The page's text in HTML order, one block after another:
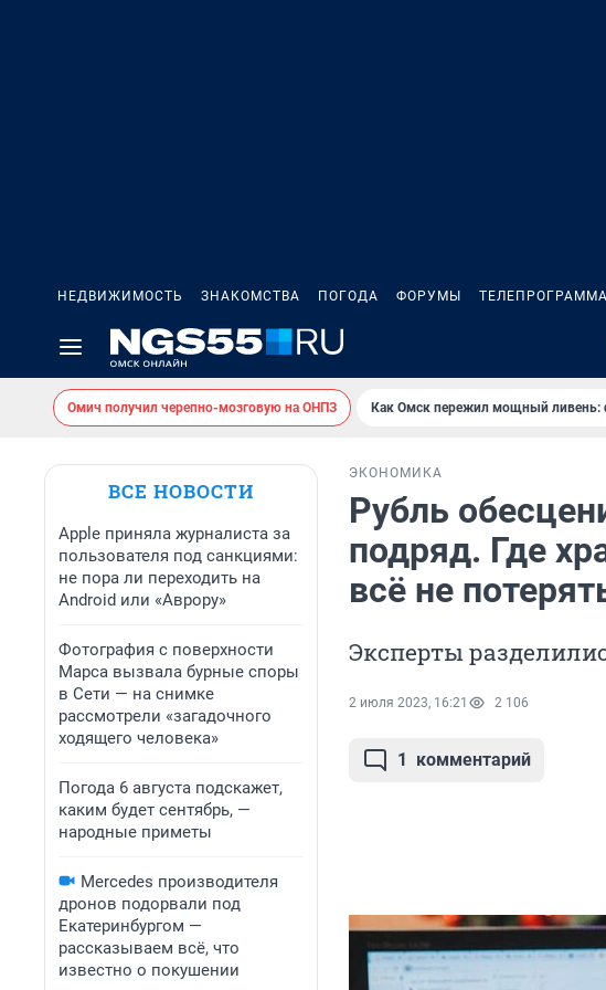
НЕДВИЖИМОСТЬ ЗНАКОМСТВА ПОГОДА ФОРУМЫ ТЕЛЕПРОГРАММА
Омич получил черепно-мозговую на ОНПЗ Как Омск пережил мощный ливень:
ВСЕ НОВОСТИ
Apple приняла журналиста за
пользователя под санкциями:
не пора ли переходить на
Android или «Аврору»
Фотография с поверхности
Марса вызвала бурные споры
в Сети — на снимке
рассмотрели «загадочного
ходящего человека»
Погода 6 августа подскажет,
каким будет сентябрь, —
народные приметы
Mercedes производителя
дронов подорвали под
Екатеринбургом —
рассказываем всё, что
известно о покушении
ЭКОНОМИКА
Рубль
подряд. Где
всё не
Эксперты
2 июля 2023, 16:21 2 106
1 комментарий